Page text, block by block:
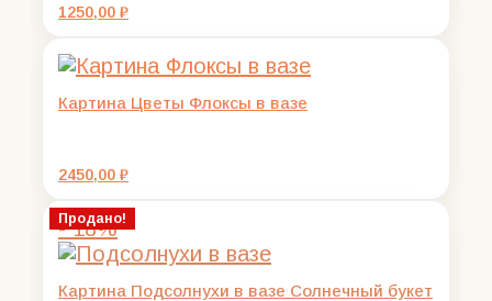
1250,00 ₽
Картина Цветы Флоксы в вазе
2450,00 ₽
Продано!
- 18%
Картина Подсолнухи в вазе Солнечный букет